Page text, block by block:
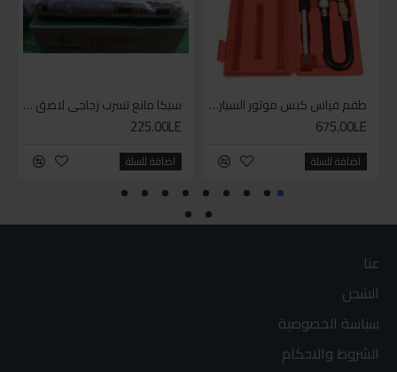
طقم قياس كبس موتور السياره 3 ق
675.00LE
اضافة للسلة
سيكا مانع تسرب زجاجي لاصق اسود 600 مل
225.00LE
اضافة للسلة
عنا
الشحن
سياسة الخصوصية
الشروط والاحكام